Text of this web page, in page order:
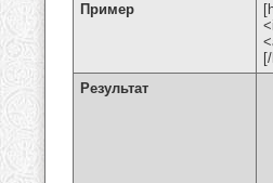
Пример
Результат